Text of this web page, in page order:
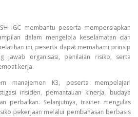
IGC membantu peserta mempersiapkan
dalam mengelola keselamatan dan
ini, peserta dapat memahami prinsip
jawab organisasi, penilaian risiko, serta
kerja.
manajemen K3, peserta mempelajari
insiden, pemantauan kinerja, budaya
perbaikan. Selanjutnya, trainer mengulas
pekerjaan melalui pembahasan berbasis